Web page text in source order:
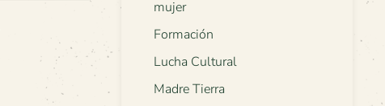
mujer
Formación
Lucha Cultural
Madre Tierra